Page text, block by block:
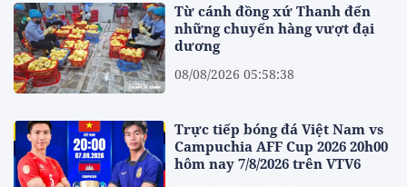
Từ cánh đồng xứ Thanh đến
những chuyến hàng vượt đại
dương
08/08/2026 05:58:38
Trực tiếp bóng đá Việt Nam vs
Campuchia AFF Cup 2026 20h00
hôm nay 7/8/2026 trên VTV6